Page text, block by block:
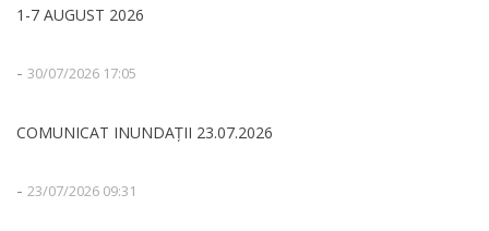
1-7 AUGUST 2026
- 30/07/2026 17:05
COMUNICAT INUNDAȚII 23.07.2026
- 23/07/2026 09:31